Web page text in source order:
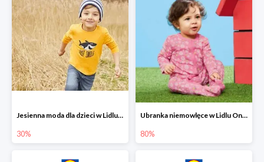
Jesienna moda dla dzieci w Lidlu Online do -30%
30%
Ubranka niemowlęce w Lidlu Online do -80%
80%